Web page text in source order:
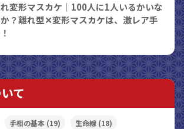
変形マスカケ｜100人に1人いるかいな
？離れ型✕変形マスカケは、激レア手
て
手相の基本 (19) 生命線 (18)